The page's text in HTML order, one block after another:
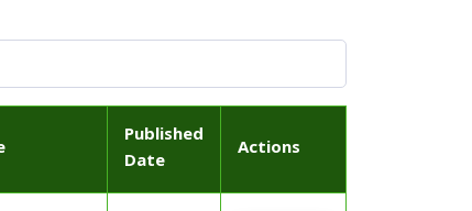
Published
Date
Actions